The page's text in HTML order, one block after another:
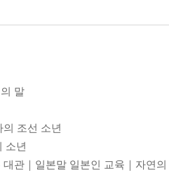
말
조선 소년
소년
대관｜일본말 일본인 교육｜자연